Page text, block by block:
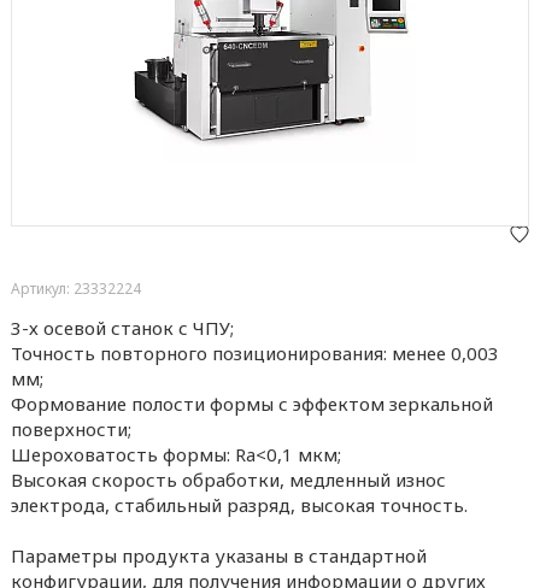
Артикул: 23332224
3-х осевой станок с ЧПУ;
Точность повторного позиционирования: менее 0,003
мм;
Формование полости формы с эффектом зеркальной
поверхности;
Шероховатость формы: Ra<0,1 мкм;
Высокая скорость обработки, медленный износ
электрода, стабильный разряд, высокая точность.
Параметры продукта указаны в стандартной
конфигурации, для получения информации о других